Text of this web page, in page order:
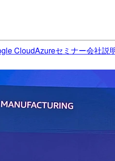
CloudAzureセミナー会社説